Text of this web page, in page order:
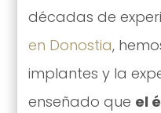
décadas de
en Donostia,
implantes y la
enseñado que el